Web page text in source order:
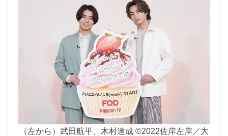
（左から）武田航平、木村達成 ©2022佐岸左岸／大